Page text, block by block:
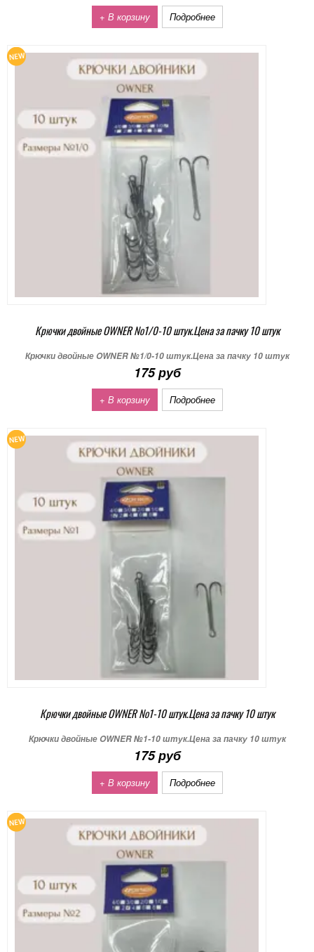
+ В корзину Подробнее
Крючки двойные OWNER №1/0-10 штук.Цена за пачку 10 штук
Крючки двойные OWNER №1/0-10 штук.Цена за пачку 10 штук
175 руб
+ В корзину Подробнее
Крючки двойные OWNER №1-10 штук.Цена за пачку 10 штук
Крючки двойные OWNER №1-10 штук.Цена за пачку 10 штук
175 руб
+ В корзину Подробнее